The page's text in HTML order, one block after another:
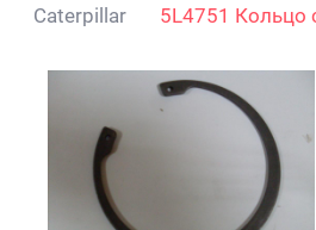
Caterpillar
5L4751 Кольцо